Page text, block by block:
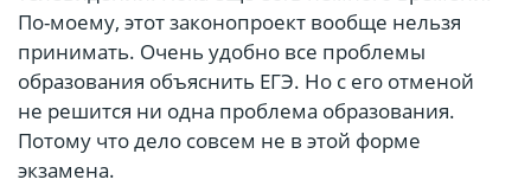
По-моему, этот законопроект вообще нельзя
принимать. Очень удобно все проблемы
образования объяснить ЕГЭ. Но с его отменой
не решится ни одна проблема образования.
Потому что дело совсем не в этой форме
экзамена.